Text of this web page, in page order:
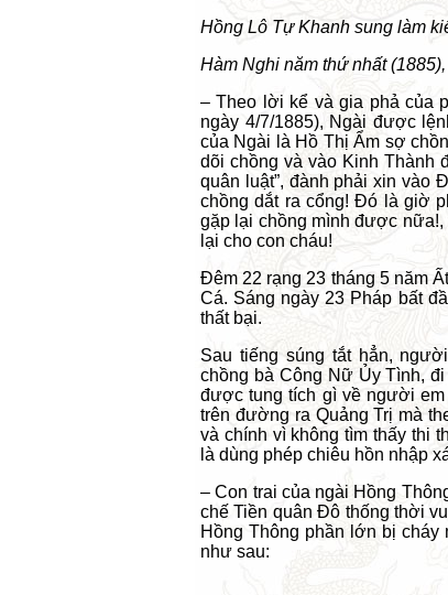
Hồng Lô Tự Khanh sung làm
Hàm Nghi năm thứ nhất
– Theo lời kể và gia phả của
ngày 4/7/1885), Ngài được
của Ngài là Hồ Thị Ẩm sợ
dõi chồng và vào Kinh Thành
quân luật”, đành phải xin vào
chồng dắt ra cổng! Đó là giờ
gặp lại chồng mình được
lại cho con cháu!
Đêm 22 rạng 23 tháng 5 năm
Cá. Sáng ngày 23 Pháp bất
thất bại.
Sau tiếng súng tắt hẳn,
chồng bà Công Nữ Ủy Tình,
được tung tích gì về người
trên đường ra Quảng Trị mà
và chính vì không tìm thấy thi
là dùng phép chiêu hồn nhập
– Con trai của ngài Hồng
chế Tiền quân Đô thống thời
Hồng Thông phần lớn bị
như sau: